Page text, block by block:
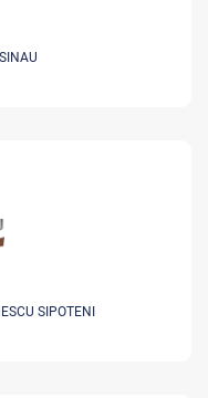
SIPOTENI